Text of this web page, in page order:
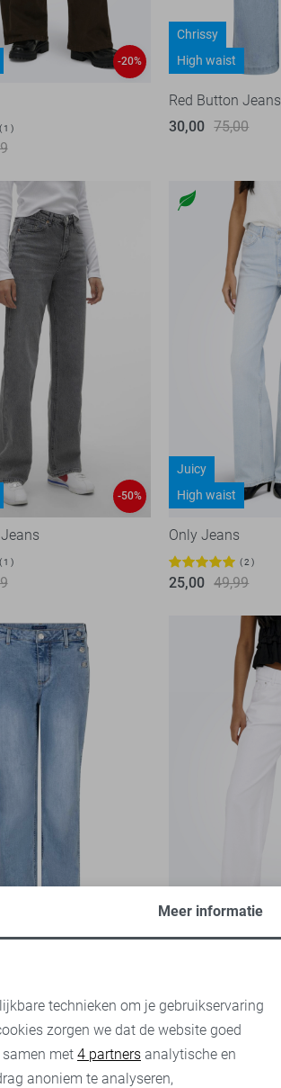
-20%
1
Chrissy
High waist
Red Button Jeans
30,00 75,00
-50%
1
Juicy
High waist
Only Jeans
2
25,00 49,99
Gianna
25,00 49,99
Marketing cookies
Meer informatie
technieken om je gebruikservaring
zorgen we dat de website goed
met 4 partners analytische en
anoniem te analyseren,